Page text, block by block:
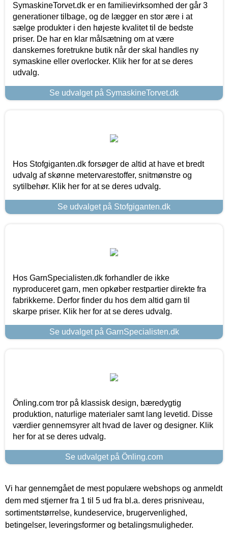
SymaskineTorvet.dk er en familievirksomhed der går 3
generationer tilbage, og de lægger en stor ære i at
sælge produkter i den højeste kvalitet til de bedste
priser. De har en klar målsætning om at være
danskernes foretrukne butik når der skal handles ny
symaskine eller overlocker. Klik her for at se deres
udvalg.
Se udvalget på SymaskineTorvet.dk
Hos Stofgiganten.dk forsøger de altid at have et bredt
udvalg af skønne metervarestoffer, snitmønstre og
sytilbehør. Klik her for at se deres udvalg.
Se udvalget på Stofgiganten.dk
Hos GarnSpecialisten.dk forhandler de ikke
nyproduceret garn, men opkøber restpartier direkte fra
fabrikkerne. Derfor finder du hos dem altid garn til
skarpe priser. Klik her for at se deres udvalg.
Se udvalget på GarnSpecialisten.dk
Önling.com tror på klassisk design, bæredygtig
produktion, naturlige materialer samt lang levetid. Disse
værdier gennemsyrer alt hvad de laver og designer. Klik
her for at se deres udvalg.
Se udvalget på Önling.com
Vi har gennemgået de mest populære webshops og anmeldt
dem med stjerner fra 1 til 5 ud fra bl.a. deres prisniveau,
sortimentstørrelse, kundeservice, brugervenlighed,
betingelser, leveringsformer og betalingsmuligheder.